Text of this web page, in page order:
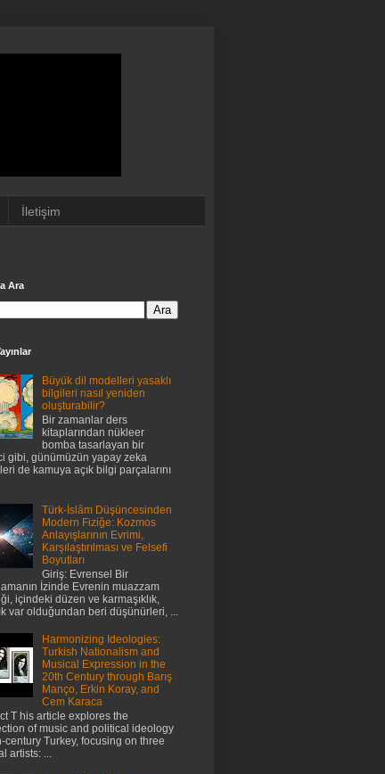
İletişim
Ara
Büyük dil modelleri yasaklı
bilgileri nasıl yeniden
oluşturabilir?
Bir zamanlar ders
kitaplarından nükleer
bomba tasarlayan bir
gibi, günümüzün yapay zeka
de kamuya açık bilgi parçalarını
Türk-İslâm Düşüncesinden
Modern Fiziğe: Kozmos
Anlayışlarının Evrimi,
Karşılaştırılması ve Felsefi
Boyutları
Giriş: Evrensel Bir
İzinde Evrenin muazzam
içindeki düzen ve karmaşıklık,
var olduğundan beri düşünürleri, ...
Harmonizing Ideologies:
Turkish Nationalism and
Musical Expression in the
20th Century through Barış
Manço, Erkin Koray, and
Cem Karaca
T his article explores the
of music and political ideology
century Turkey, focusing on three
artists: ...